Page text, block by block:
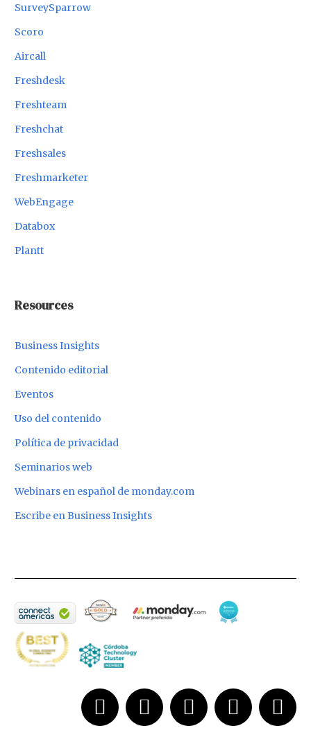
SurveySparrow
Scoro
Aircall
Freshdesk
Freshteam
Freshchat
Freshsales
Freshmarketer
WebEngage
Databox
Plantt
Resources
Business Insights
Contenido editorial
Eventos
Uso del contenido
Política de privacidad
Seminarios web
Webinars en español de monday.com
Escribe en Business Insights